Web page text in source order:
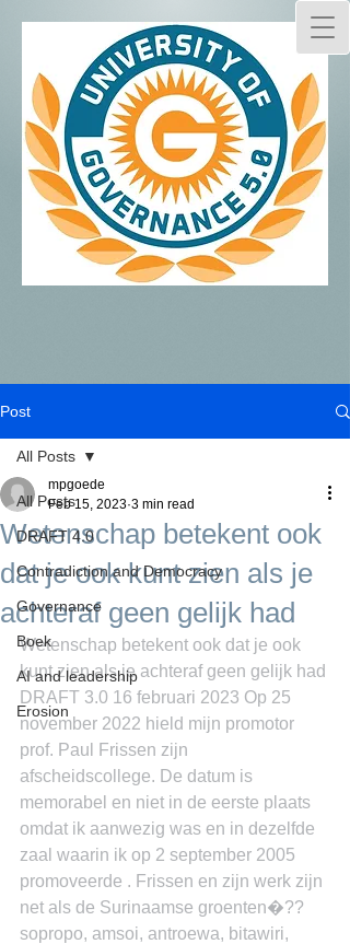
Post
All Posts
DRAFT 4.0
Contradiction and Democracy
Governance
Boek
AI and leadership
Erosion
All Posts
Wetenschap betekent ook
dat je ook kunt zien als je
achteraf geen gelijk had
mpgoede
Feb 15, 2023 3 min read
Wetenschap betekent ook dat je ook
kunt zien als je achteraf geen gelijk had
DRAFT 3.0 16 februari 2023 Op 25
november 2022 hield mijn promotor
prof. Paul Frissen zijn
afscheidscollege. De datum is
memorabel en niet in de eerste plaats
omdat ik aanwezig was en in dezelfde
zaal waarin ik op 2 september 2005
promoveerde . Frissen en zijn werk zijn
net als de Surinaamse groenten�??
sopropo, amsoi, antroewa, bitawiri,